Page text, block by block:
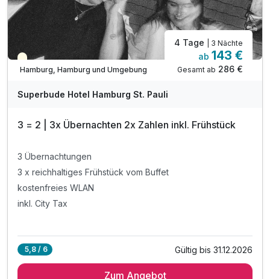
Teilweise ausgelastet
Hamburg, Hamburg und Umgebung
4 Tage | 3 Nächte
ab 143 €
Gesamt ab 286 €
Superbude Hotel Hamburg St. Pauli
3 = 2 | 3x Übernachten 2x Zahlen inkl. Frühstück
3 Übernachtungen
3 x reichhaltiges Frühstück vom Buffet
kostenfreies WLAN
inkl. City Tax
5,8 / 6 Gültig bis 31.12.2026
Zum Angebot